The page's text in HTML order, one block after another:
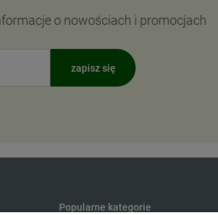
o nowościach i promocjach
zapisz się
Popularne kategorie